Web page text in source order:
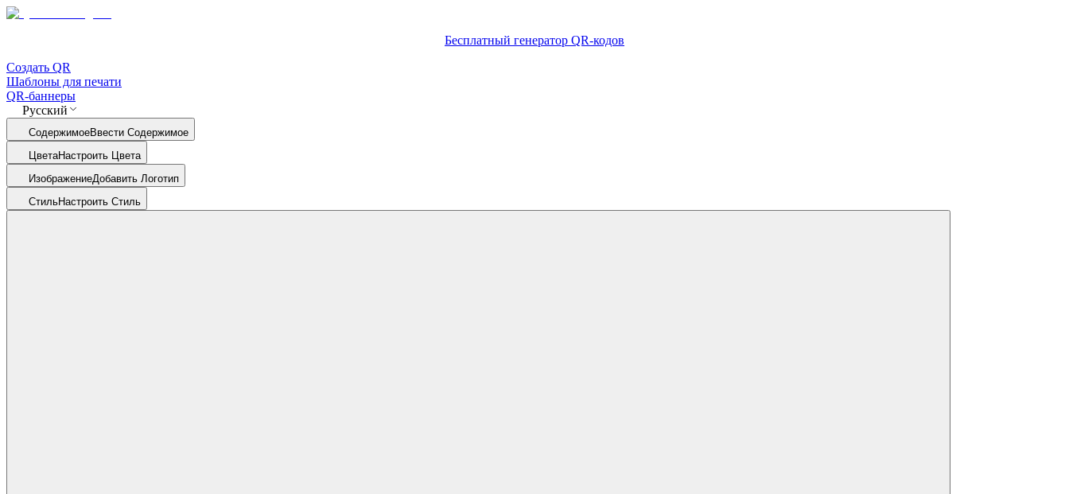
Бесплатный генератор QR-кодов
Создать QR
Шаблоны для печати
QR-баннеры
Русский
СодержимоеВвести Содержимое
ЦветаНастроить Цвета
ИзображениеДобавить Логотип
СтильНастроить Стиль